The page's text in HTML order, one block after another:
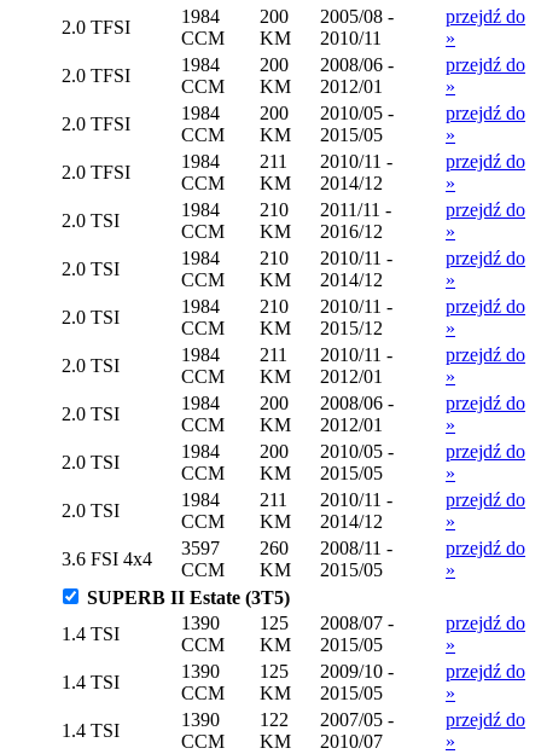
2.0 TFSI
1984
CCM
200
KM
2005/08 -
2010/11
przejdź do
»
2.0 TFSI
1984
CCM
200
KM
2008/06 -
2012/01
przejdź do
»
2.0 TFSI
1984
CCM
200
KM
2010/05 -
2015/05
przejdź do
»
2.0 TFSI
1984
CCM
211
KM
2010/11 -
2014/12
przejdź do
»
2.0 TSI
1984
CCM
210
KM
2011/11 -
2016/12
przejdź do
»
2.0 TSI
1984
CCM
210
KM
2010/11 -
2014/12
przejdź do
»
2.0 TSI
1984
CCM
210
KM
2010/11 -
2015/12
przejdź do
»
2.0 TSI
1984
CCM
211
KM
2010/11 -
2012/01
przejdź do
»
2.0 TSI
1984
CCM
200
KM
2008/06 -
2012/01
przejdź do
»
2.0 TSI
1984
CCM
200
KM
2010/05 -
2015/05
przejdź do
»
2.0 TSI
1984
CCM
211
KM
2010/11 -
2014/12
przejdź do
»
3.6 FSI 4x4
3597
CCM
260
KM
2008/11 -
2015/05
przejdź do
»
SUPERB II Estate (3T5)
1.4 TSI
1390
CCM
125
KM
2008/07 -
2015/05
przejdź do
»
1.4 TSI
1390
CCM
125
KM
2009/10 -
2015/05
przejdź do
»
1.4 TSI
1390
CCM
122
KM
2007/05 -
2010/07
przejdź do
»